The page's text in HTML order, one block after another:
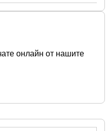
онлайн от нашите